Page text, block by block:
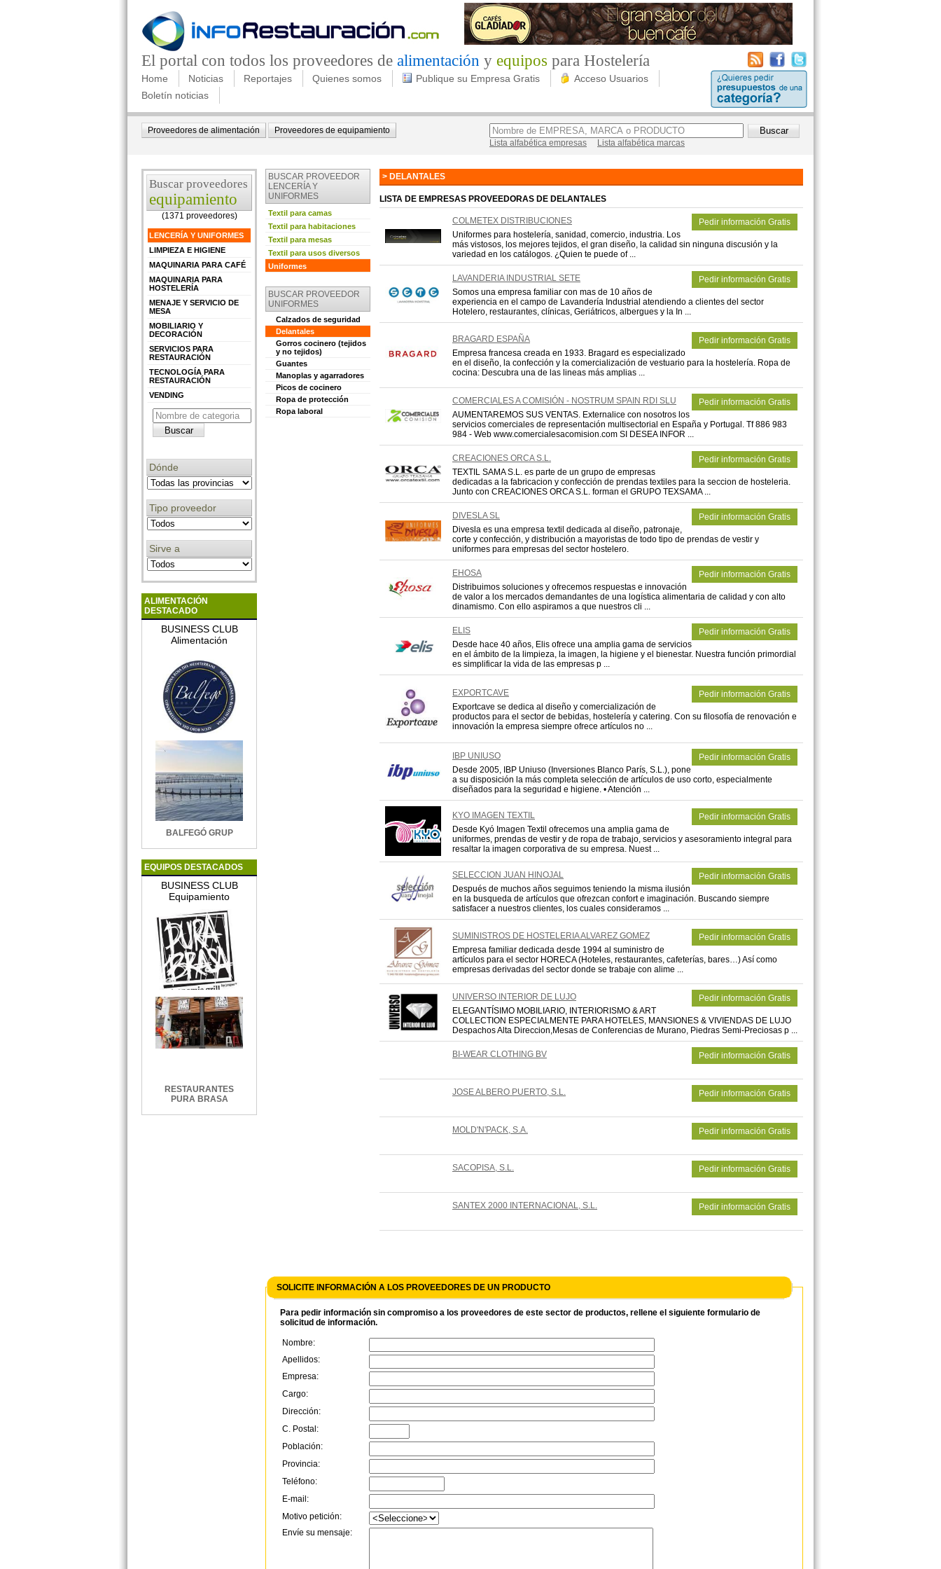
El portal con todos los proveedores de alimentación y equipos para Hostelería
Home Noticias Reportajes Quienes somos Publique su Empresa Gratis
Acceso Usuarios
Boletín noticias
Proveedores de alimentación
Proveedores de equipamiento
Lista alfabética empresas
Lista alfabética marcas
Buscar proveedores
equipamiento
(1371 proveedores)
LENCERÍA Y UNIFORMES
LIMPIEZA E HIGIENE
MAQUINARIA PARA CAFÉ
MAQUINARIA PARA
HOSTELERÍA
MENAJE Y SERVICIO DE
MESA
MOBILIARIO Y
DECORACIÓN
SERVICIOS PARA
RESTAURACIÓN
TECNOLOGÍA PARA
RESTAURACIÓN
VENDING
Dónde
Tipo proveedor
Sirve a
ALIMENTACIÓN
DESTACADO
BUSINESS CLUB
Alimentación
BALFEGÓ GRUP
EQUIPOS DESTACADOS
BUSINESS CLUB
Equipamiento
RESTAURANTES
PURA BRASA
BUSCAR PROVEEDOR
LENCERÍA Y
UNIFORMES
Textil para camas
Textil para habitaciones
Textil para mesas
Textil para usos diversos
Uniformes
BUSCAR PROVEEDOR
UNIFORMES
Calzados de seguridad
Delantales
Gorros cocinero (tejidos
y no tejidos)
Guantes
Manoplas y agarradores
Picos de cocinero
Ropa de protección
Ropa laboral
> DELANTALES
LISTA DE EMPRESAS PROVEEDORAS DE DELANTALES
COLMETEX DISTRIBUCIONES
Pedir información Gratis
Uniformes para hostelería, sanidad, comercio, industria. Los
más vistosos, los mejores tejidos, el gran diseño, la calidad sin ninguna discusión y la
variedad en los catálogos. ¿Quien te puede of ...
LAVANDERIA INDUSTRIAL SETE
Pedir información Gratis
Somos una empresa familiar con mas de 10 años de
experiencia en el campo de Lavandería Industrial atendiendo a clientes del sector
Hotelero, restaurantes, clínicas, Geriátricos, albergues y la In ...
BRAGARD ESPAÑA
Pedir información Gratis
Empresa francesa creada en 1933. Bragard es especializado
en el diseño, la confección y la comercialización de vestuario para la hostelería. Ropa de
cocina: Descubra una de las lineas más amplias ...
COMERCIALES A COMISIÓN - NOSTRUM SPAIN RDI SLU
Pedir información Gratis
AUMENTAREMOS SUS VENTAS. Externalice con nosotros los
servicios comerciales de representación multisectorial en España y Portugal. Tf 886 983
984 - Web www.comercialesacomision.com SI DESEA INFOR ...
CREACIONES ORCA S.L.
Pedir información Gratis
TEXTIL SAMA S.L. es parte de un grupo de empresas
dedicadas a la fabricacion y confección de prendas textiles para la seccion de hosteleria.
Junto con CREACIONES ORCA S.L. forman el GRUPO TEXSAMA ...
DIVESLA SL
Pedir información Gratis
Divesla es una empresa textil dedicada al diseño, patronaje,
corte y confección, y distribución a mayoristas de todo tipo de prendas de vestir y
uniformes para empresas del sector hostelero.
EHOSA
Pedir información Gratis
Distribuimos soluciones y ofrecemos respuestas e innovación
de valor a los mercados demandantes de una logística alimentaria de calidad y con alto
dinamismo. Con ello aspiramos a que nuestros cli ...
ELIS
Pedir información Gratis
Desde hace 40 años, Elis ofrece una amplia gama de servicios
en el ámbito de la limpieza, la imagen, la higiene y el bienestar. Nuestra función primordial
es simplificar la vida de las empresas p ...
EXPORTCAVE
Pedir información Gratis
Exportcave se dedica al diseño y comercialización de
productos para el sector de bebidas, hostelería y catering. Con su filosofía de renovación e
innovación la empresa siempre ofrece artículos no ...
IBP UNIUSO
Pedir información Gratis
Desde 2005, IBP Uniuso (Inversiones Blanco París, S.L.), pone
a su disposición la más completa selección de artículos de uso corto, especialmente
diseñados para la seguridad e higiene. • Atención ...
KYO IMAGEN TEXTIL
Pedir información Gratis
Desde Kyó Imagen Textil ofrecemos una amplia gama de
uniformes, prendas de vestir y de ropa de trabajo, servicios y asesoramiento integral para
resaltar la imagen corporativa de su empresa. Nuest ...
SELECCION JUAN HINOJAL
Pedir información Gratis
Después de muchos años seguimos teniendo la misma ilusión
en la busqueda de artículos que ofrezcan confort e imaginación. Buscando siempre
satisfacer a nuestros clientes, los cuales consideramos ...
SUMINISTROS DE HOSTELERIA ALVAREZ GOMEZ
Pedir información Gratis
Empresa familiar dedicada desde 1994 al suministro de
artículos para el sector HORECA (Hoteles, restaurantes, cafeterías, bares…) Así como
empresas derivadas del sector donde se trabaje con alime ...
UNIVERSO INTERIOR DE LUJO
Pedir información Gratis
ELEGANTÍSIMO MOBILIARIO, INTERIORISMO & ART
COLLECTION ESPECIALMENTE PARA HOTELES, MANSIONES & VIVIENDAS DE LUJO
Despachos Alta Direccion,Mesas de Conferencias de Murano, Piedras Semi-Preciosas p ...
BI-WEAR CLOTHING BV Pedir información Gratis
JOSE ALBERO PUERTO, S.L. Pedir información Gratis
MOLD'N'PACK, S.A. Pedir información Gratis
SACOPISA, S.L. Pedir información Gratis
SANTEX 2000 INTERNACIONAL, S.L. Pedir información Gratis
SOLICITE INFORMACIÓN A LOS PROVEEDORES DE UN PRODUCTO
Para pedir información sin compromiso a los proveedores de este sector de productos, rellene el siguiente formulario de
solicitud de información.
Nombre:
Apellidos:
Empresa:
Cargo:
Dirección:
C. Postal:
Población:
Provincia:
Teléfono:
E-mail:
Motivo petición:
Envíe su mensaje: